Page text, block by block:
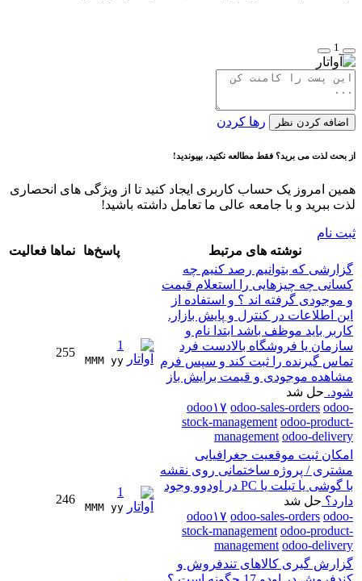
1
اضافه کردن نظر رها کردن
از بحث لذت می برید؟ فقط مطالعه نکنید، بپیوندید!
همین امروز یک حساب کاربری ایجاد کنید تا از ویژگی های انحصاری
لذت ببرید و با جامعه عالی ما تعامل داشته باشید!
ثبت نام
نوشته های مرتبط
پاسخ‌ها نماها فعالیت
گزارشی که بتوانیم رصد کنیم چه
کسانی چه چیزهایی را استعلام قیمت
و موجودی گرفته اند ؟ و استفاده از
این اطلاعات در کنترل و پایش بازار.
کاربر باید موظف باشد ابتدا نام و
سازمان یا فروشگاه بالادست فرد
تماس گیرنده را ثبت کند و سپس فرم
مشاهده موجودی و قیمت برایش باز
شود. حل شد
odoo۱۷ odoo-sales-orders odoo-
stock-management odoo-product-
management odoo-delivery
1
MMM yy
255
امکان ثبت موقعیت جغرافیایی
مشتری / پروژه ساختمانی روی نقشه
با گوشی یا تبلت یا PC در اودوو وجود
دارد؟ حل شد
odoo۱۷ odoo-sales-orders odoo-
stock-management odoo-product-
management odoo-delivery
1
MMM yy
246
گزارش گیری کالاهای تندفروش و